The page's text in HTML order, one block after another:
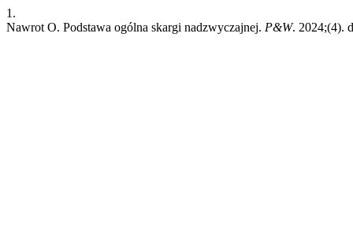
1.
Nawrot O. Podstawa ogólna skargi nadzwyczajnej. P&W. 2024;(4).